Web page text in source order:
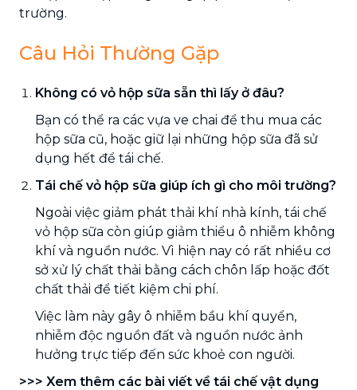
trường.
Câu Hỏi Thường Gặp
Không có vỏ hộp sữa sẵn thì lấy ở đâu?
Bạn có thể ra các vựa ve chai để thu mua các
hộp sữa cũ, hoặc giữ lại những hộp sữa đã sử
dụng hết để tái chế.
Tái chế vỏ hộp sữa giúp ích gì cho môi trường?
Ngoài việc giảm phát thải khí nhà kính, tái chế
vỏ hộp sữa còn giúp giảm thiểu ô nhiễm không
khí và nguồn nước. Vì hiện nay có rất nhiều cơ
sở xử lý chất thải bằng cách chôn lấp hoặc đốt
chất thải để tiết kiệm chi phí.
Việc làm này gây ô nhiễm bầu khí quyển,
nhiễm độc nguồn đất và nguồn nước ảnh
hưởng trực tiếp đến sức khoẻ con người.
>>> Xem thêm các bài viết về tái chế vật dụng